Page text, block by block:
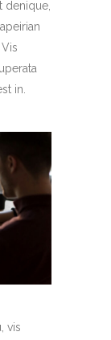
denique,
in.
vis